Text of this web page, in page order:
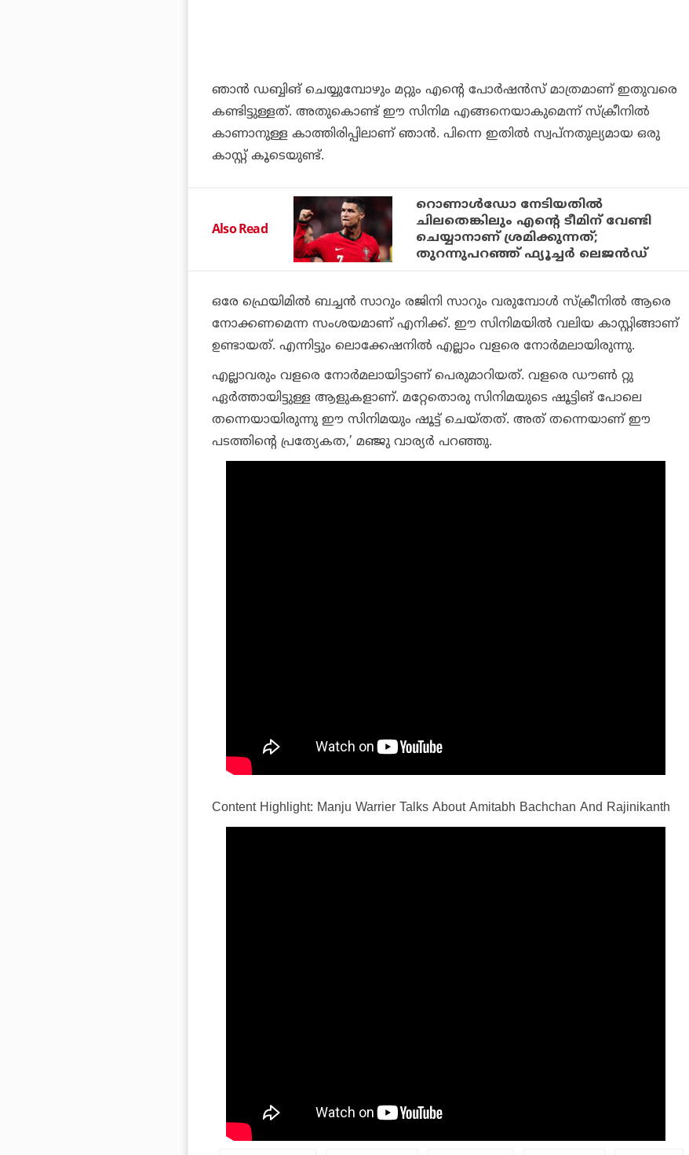
ഞാന്‍ ഡബ്ബിങ് ചെയ്യുമ്പോഴും മറ്റും എന്റെ പോര്‍ഷന്‍സ് മാത്രമാണ് ഇതുവരെ
കണ്ടിട്ടുള്ളത്. അതുകൊണ്ട് ഈ സിനിമ എങ്ങനെയാകുമെന്ന് സ്‌ക്രീനില്‍
കാണാനുള്ള കാത്തിരിപ്പിലാണ് ഞാന്‍. പിന്നെ ഇതില്‍ സ്വപ്‌നതുല്യമായ ഒരു
കാസ്റ്റ് കൂടെയുണ്ട്.
Also Read
റൊണാള്‍ഡോ നേടിയതില്‍
ചിലതെങ്കിലും എന്റെ ടീമിന് വേണ്ടി
ചെയ്യാനാണ് ശ്രമിക്കുന്നത്;
തുറന്നുപറഞ്ഞ് ഫ്യൂച്ചര്‍ ലെജന്‍ഡ്
ഒരേ ഫ്രെയിമില്‍ ബച്ചന്‍ സാറും രജിനി സാറും വരുമ്പോള്‍ സ്‌ക്രീനില്‍ ആരെ
നോക്കണമെന്ന സംശയമാണ് എനിക്ക്. ഈ സിനിമയില്‍ വലിയ കാസ്റ്റിങ്ങാണ്
ഉണ്ടായത്. എന്നിട്ടും ലൊക്കേഷനില്‍ എല്ലാം വളരെ നോര്‍മലായിരുന്നു.
എല്ലാവരും വളരെ നോര്‍മലായിട്ടാണ് പെരുമാറിയത്. വളരെ ഡൗണ്‍ റ്റു
ഏര്‍ത്തായിട്ടുള്ള ആളുകളാണ്. മറ്റേതൊരു സിനിമയുടെ ഷൂട്ടിങ് പോലെ
തന്നെയായിരുന്നു ഈ സിനിമയും ഷൂട്ട് ചെയ്തത്. അത് തന്നെയാണ് ഈ
പടത്തിന്റെ പ്രത്യേകത,’ മഞ്ജു വാര്യര്‍ പറഞ്ഞു.
Content Highlight: Manju Warrier Talks About Amitabh Bachchan And Rajinikanth